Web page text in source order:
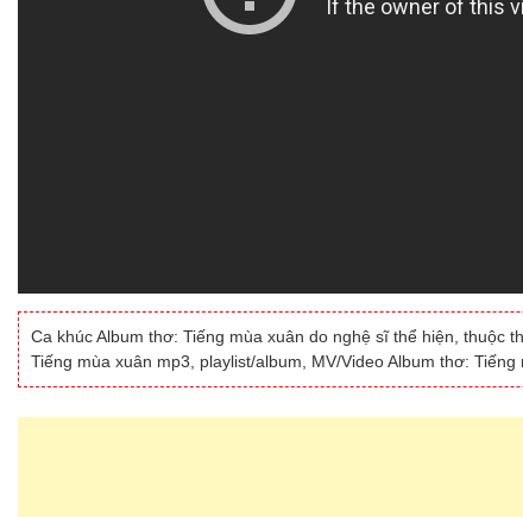
Ca khúc Album thơ: Tiếng mùa xuân do nghệ sĩ thể hiện, thuộc
Tiếng mùa xuân mp3, playlist/album, MV/Video Album thơ: